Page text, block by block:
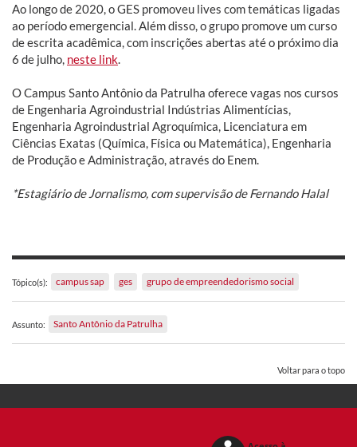
Ao longo de 2020, o GES promoveu lives com temáticas ligadas
ao período emergencial. Além disso, o grupo promove um curso
de escrita acadêmica, com inscrições abertas até o próximo dia
6 de julho, neste link
O Campus Santo Antônio da Patrulha oferece vagas nos cursos
de Engenharia Agroindustrial Indústrias Alimentícias,
Engenharia Agroindustrial Agroquímica, Licenciatura em
Ciências Exatas (Química, Física ou Matemática), Engenharia
de Produção e Administração, através do Enem.
*Estagiário de Jornalismo, com supervisão de Fernando Halal
Tópico(s): campus sap ges grupo de empreendedorismo social
Assunto: Santo Antônio da Patrulha
Voltar para o topo